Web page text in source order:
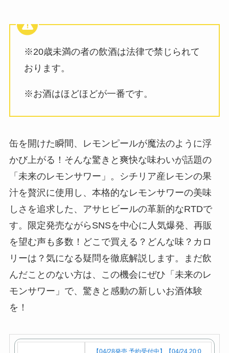
※20歳未満の者の飲酒は法律で禁じられて
おります。
※お酒はほどほどが一番です。
缶を開けた瞬間、レモンピールが魔法のように浮
かび上がる！そんな驚きと爽快な味わいが話題の
「未来のレモンサワー」。シチリア産レモンの果
汁を贅沢に使用し、本格的なレモンサワーの美味
しさを追求した、アサヒビールの革新的なRTDで
す。限定発売ながらSNSを中心に人気爆発、再販
を望む声も多数！どこで買える？どんな味？カロ
リーは？気になる疑問を徹底解説します。まだ飲
んだことのない方は、この機会にぜひ「未来のレ
モンサワー」で、驚きと感動の新しいお酒体験
を！